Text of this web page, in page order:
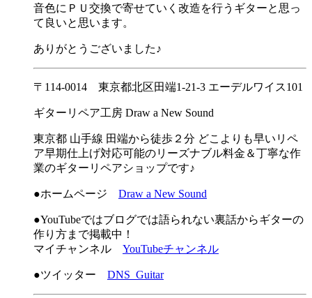
音色にＰＵ交換で寄せていく改造を行うギターと思っ
て良いと思います。
ありがとうございました♪
〒114-0014 東京都北区田端1-21-3 エーデルワイス101
ギターリペア工房 Draw a New Sound
東京都 山手線 田端から徒歩２分 どこよりも早いリペ
ア早期仕上げ対応可能のリーズナブル料金＆丁寧な作
業のギターリペアショップです♪
●ホームページ Draw a New Sound
●YouTubeではブログでは語られない裏話からギターの
作り方まで掲載中！
マイチャンネル YouTubeチャンネル
●ツイッター DNS_Guitar